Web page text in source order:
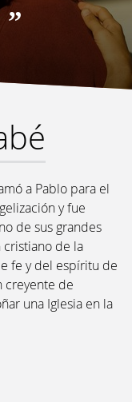
”
a Pablo para el
y fue
de sus grandes
cristiano de la
fe y del espíritu de
creyente de
una Iglesia en la